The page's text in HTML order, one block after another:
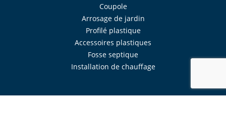
Coupole
Arrosage de jardin
Profilé plastique
Accessoires plastiques
Fosse septique
Installation de chauffage